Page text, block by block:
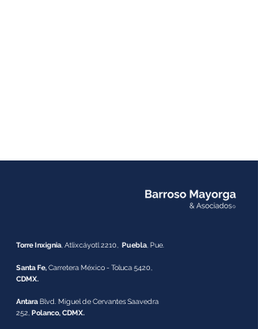
Torre Inxignia, Atlixcáyotl 2210, Puebla, Pue.
Santa Fe, Carretera México - Toluca 5420,
CDMX.
Antara Blvd. Miguel de Cervantes Saavedra
252, Polanco, CDMX.